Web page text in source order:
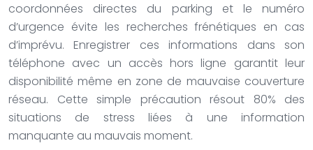
coordonnées directes du parking et le numéro
d’urgence évite les recherches frénétiques en cas
d’imprévu. Enregistrer ces informations dans son
téléphone avec un accès hors ligne garantit leur
disponibilité même en zone de mauvaise couverture
réseau. Cette simple précaution résout 80% des
situations de stress liées à une information
manquante au mauvais moment.